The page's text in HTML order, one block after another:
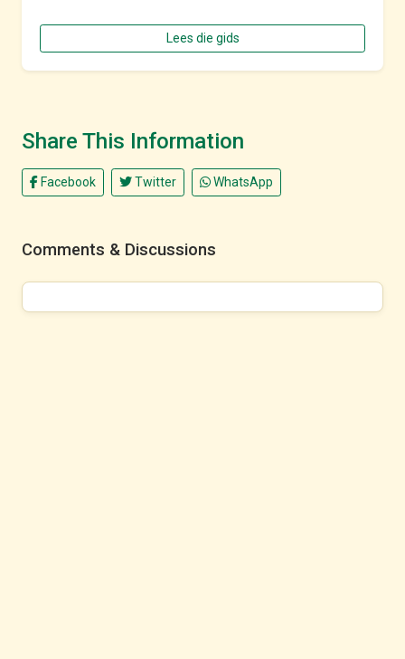
Lees die gids
Share This Information
Facebook Twitter WhatsApp
Comments & Discussions